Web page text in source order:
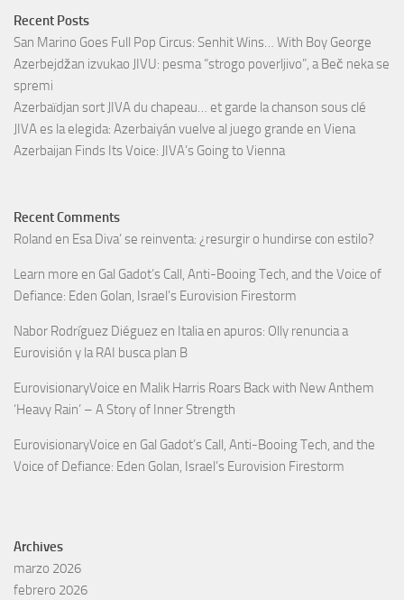
Recent Posts
San Marino Goes Full Pop Circus: Senhit Wins… With Boy George
Azerbejdžan izvukao JIVU: pesma “strogo poverljivo”, a Beč neka se
spremi
Azerbaïdjan sort JIVA du chapeau… et garde la chanson sous clé
JIVA es la elegida: Azerbaiyán vuelve al juego grande en Viena
Azerbaijan Finds Its Voice: JIVA’s Going to Vienna
Recent Comments
Roland en Esa Diva’ se reinventa: ¿resurgir o hundirse con estilo?
Learn more en Gal Gadot’s Call, Anti-Booing Tech, and the Voice of
Defiance: Eden Golan, Israel’s Eurovision Firestorm
Nabor Rodríguez Diéguez en Italia en apuros: Olly renuncia a
Eurovisión y la RAI busca plan B
EurovisionaryVoice en Malik Harris Roars Back with New Anthem
‘Heavy Rain’ – A Story of Inner Strength
EurovisionaryVoice en Gal Gadot’s Call, Anti-Booing Tech, and the
Voice of Defiance: Eden Golan, Israel’s Eurovision Firestorm
Archives
marzo 2026
febrero 2026